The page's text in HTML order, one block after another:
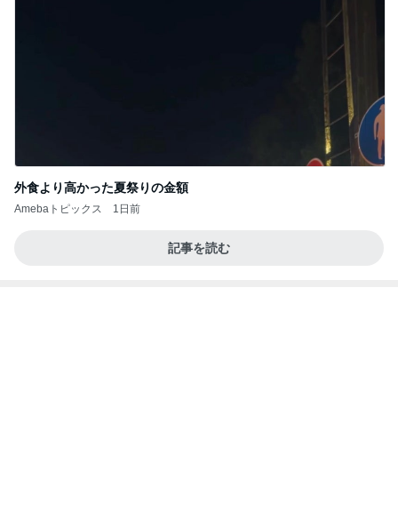
外食より高かった夏祭りの金額
Amebaトピックス 1日前
記事を読む